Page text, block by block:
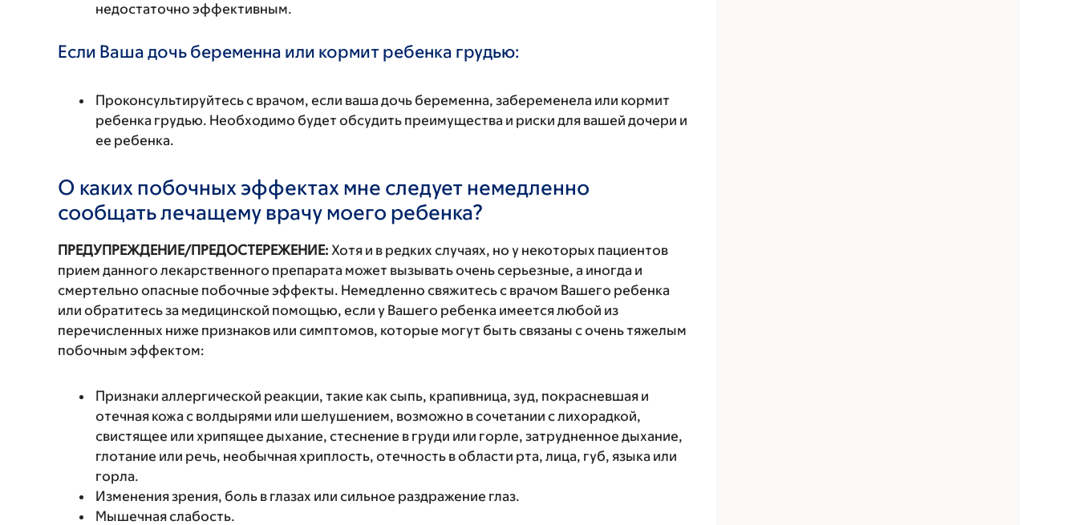
недостаточно эффективным.
Если Ваша дочь беременна или кормит ребенка грудью:
Проконсультируйтесь с врачом, если ваша дочь беременна, забеременела или кормит
ребенка грудью. Необходимо будет обсудить преимущества и риски для вашей дочери и
ее ребенка.
О каких побочных эффектах мне следует немедленно
сообщать лечащему врачу моего ребенка?
ПРЕДУПРЕЖДЕНИЕ/ПРЕДОСТЕРЕЖЕНИЕ: Хотя и в редких случаях, но у некоторых пациентов
прием данного лекарственного препарата может вызывать очень серьезные, а иногда и
смертельно опасные побочные эффекты. Немедленно свяжитесь с врачом Вашего ребенка
или обратитесь за медицинской помощью, если у Вашего ребенка имеется любой из
перечисленных ниже признаков или симптомов, которые могут быть связаны с очень тяжелым
побочным эффектом:
Признаки аллергической реакции, такие как сыпь, крапивница, зуд, покрасневшая и
отечная кожа с волдырями или шелушением, возможно в сочетании с лихорадкой,
свистящее или хрипящее дыхание, стеснение в груди или горле, затрудненное дыхание,
глотание или речь, необычная хриплость, отечность в области рта, лица, губ, языка или
горла.
Изменения зрения, боль в глазах или сильное раздражение глаз.
Мышечная слабость.